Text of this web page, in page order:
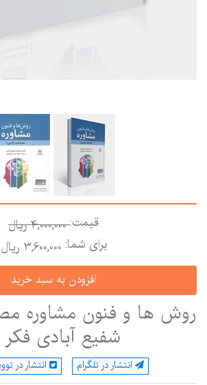
قیمت:4,000,000 ريال
برای شما:3,600,000 ريال
ها و فنون مشاوره
شفیع آبادی فکر نو
انتشار در تلگرام انتشار در توویتر